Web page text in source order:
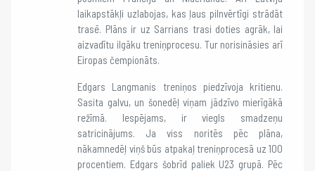
laikapstākļi uzlabojas, kas ļaus pilnvērtīgi strādāt
trasē. Plāns ir uz Sarrians trasi doties agrāk, lai
aizvadītu ilgāku treniņprocesu. Tur norisināsies arī
Eiropas čempionāts.
Edgars Langmanis treniņos piedzīvoja kritienu.
Sasita galvu, un šonedēļ viņam jādzīvo mierīgākā
režīmā. Iespējams, ir viegls smadzeņu
satricinājums. Ja viss noritēs pēc plāna,
nākamnedēļ viņš būs atpakaļ treniņprocesā uz 100
procentiem. Edgars šobrīd paliek U23 grupā. Pēc